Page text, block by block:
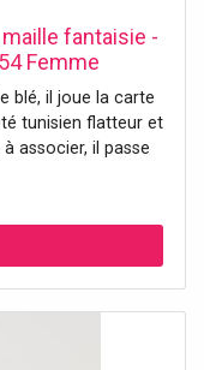
fantaisie -
Femme
blé, il joue la carte
tunisien flatteur et
associer, il passe
Longueur 62 cm
100%
blé• Col tunisien